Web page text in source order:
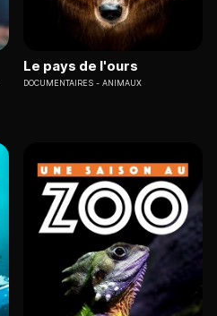
Le pays de l'ours
DOCUMENTAIRES ANIMAUX